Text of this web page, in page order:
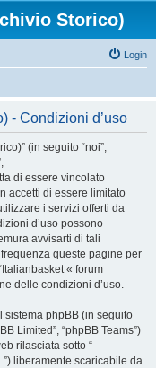
Storico)
Login
- Condizioni d’uso
(in seguito “noi”,
di essere vincolato
accetti di essere limitato
i servizi offerti da
d’uso possono
avvisarti di tali
queste pagine per
« forum
delle condizioni d’uso.
sistema phpBB (in seguito
Limited”, “phpBB Teams”)
rilasciata sotto “
liberamente scaricabile da